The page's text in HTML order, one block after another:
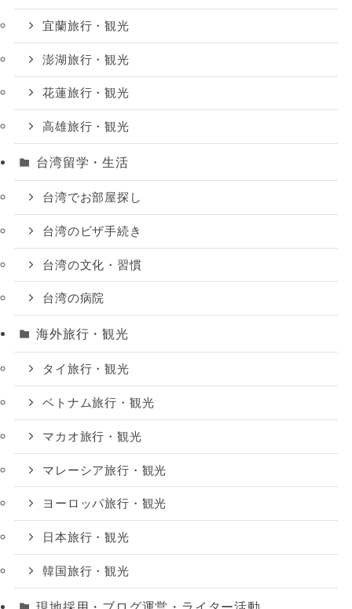
宜蘭旅行・観光
澎湖旅行・観光
花蓮旅行・観光
高雄旅行・観光
台湾留学・生活
台湾でお部屋探し
台湾のビザ手続き
台湾の文化・習慣
台湾の病院
海外旅行・観光
タイ旅行・観光
ベトナム旅行・観光
マカオ旅行・観光
マレーシア旅行・観光
ヨーロッパ旅行・観光
日本旅行・観光
韓国旅行・観光